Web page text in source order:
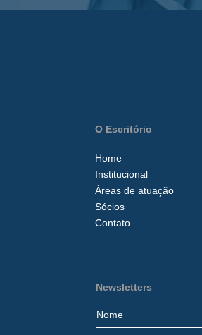
O Escritório
Home
Institucional
Áreas de atuação
Sócios
Contato
Newsletters